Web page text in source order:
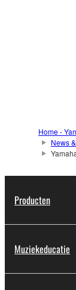
Home -
News
Producten
Muziekeducatie